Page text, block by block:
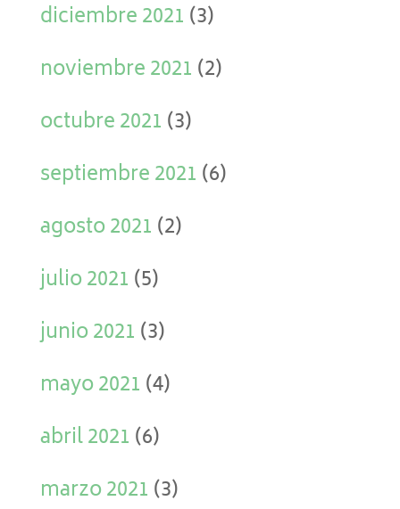
diciembre 2021 (3)
noviembre 2021 (2)
octubre 2021 (3)
septiembre 2021 (6)
agosto 2021 (2)
julio 2021 (5)
junio 2021 (3)
mayo 2021 (4)
abril 2021 (6)
marzo 2021 (3)